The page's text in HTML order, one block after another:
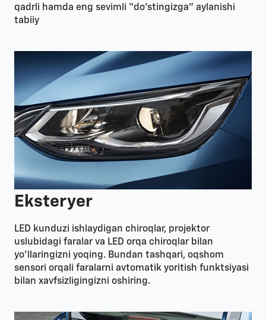
qadrli hamda eng sevimli “do’stingizga” aylanishi
tabiiy
Eksteryer
LED kunduzi ishlaydigan chiroqlar, projektor
uslubidagi faralar va LED orqa chiroqlar bilan
yo'llaringizni yoqing. Bundan tashqari, oqshom
sensori orqali faralarni avtomatik yoritish funktsiyasi
bilan xavfsizligingizni oshiring.